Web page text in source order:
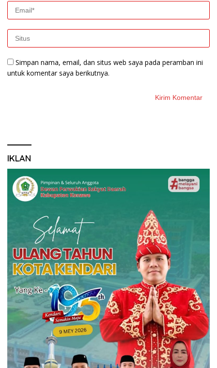
Simpan nama, email, dan situs web saya pada peramban ini
untuk komentar saya berikutnya.
IKLAN